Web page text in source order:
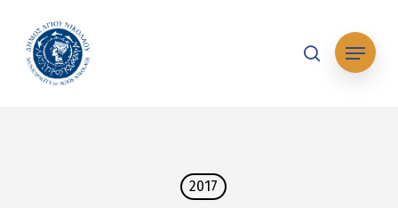
main
content
searchΜενού
2017